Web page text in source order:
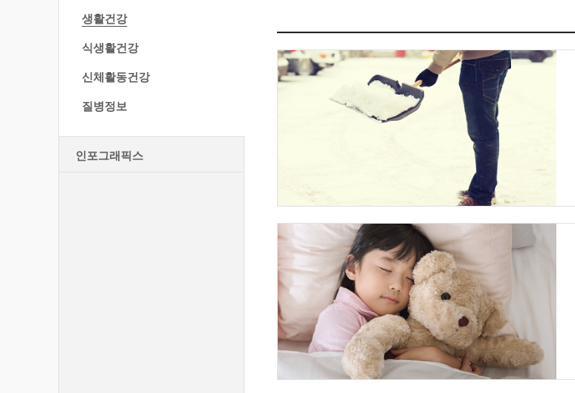
생활건강
식생활건강
신체활동건강
질병정보
인포그래픽스